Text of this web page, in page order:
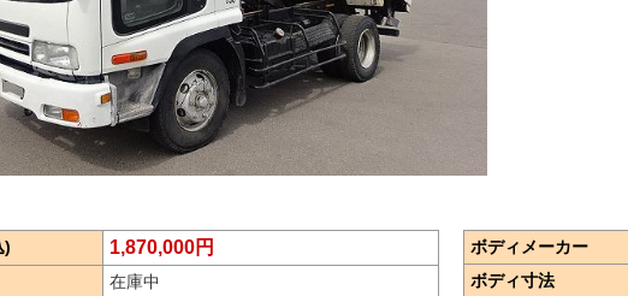
) 1,870,000円
在庫中
ボディメーカー
ボディ寸法